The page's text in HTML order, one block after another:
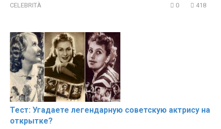
CELEBRITÀ 0 418
Тест: Угадаете легендарную советскую актрису на
открытке?